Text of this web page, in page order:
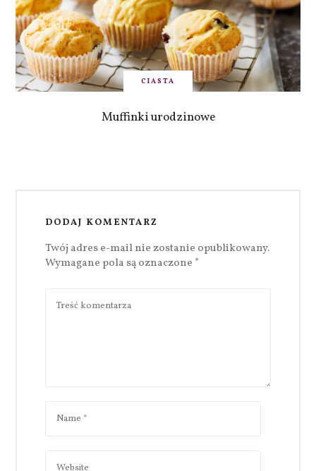
CIASTA
Muffinki urodzinowe
DODAJ KOMENTARZ
Twój adres e-mail nie zostanie opublikowany.
Wymagane pola są oznaczone *